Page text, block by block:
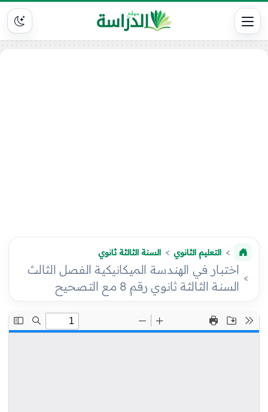
التعليم الثانوي السنة الثالثة ثانوي
اختبار في الهندسة الميكانيكية الفصل الثالث
السنة الثالثة ثانوي رقم 8 مع التصحيح